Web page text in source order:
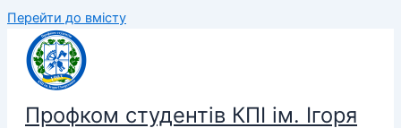
Перейти до вмісту
Профком студентів КПІ ім. Ігоря